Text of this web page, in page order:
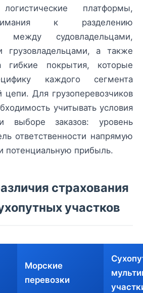
платформы,
к разделению
между судовладельцами,
грузовладельцами, а также
гибкие покрытия, которые
каждого сегмента
цепи. Для грузоперевозчиков
учитывать условия
выборе заказов: уровень
ответственности напрямую
потенциальную прибыль.
страхования
участков
Морские
перевозки